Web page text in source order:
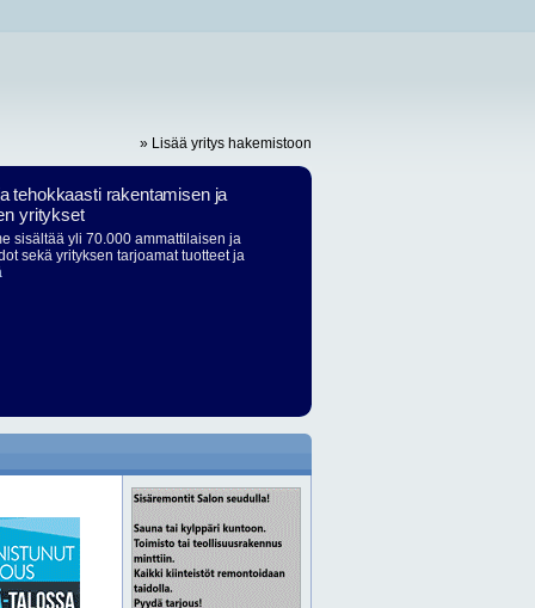
» Lisää yritys hakemistoon
tehokkaasti rakentamisen ja
yritykset
sisältää yli 70.000 ammattilaisen ja
sekä yrityksen tarjoamat tuotteet ja